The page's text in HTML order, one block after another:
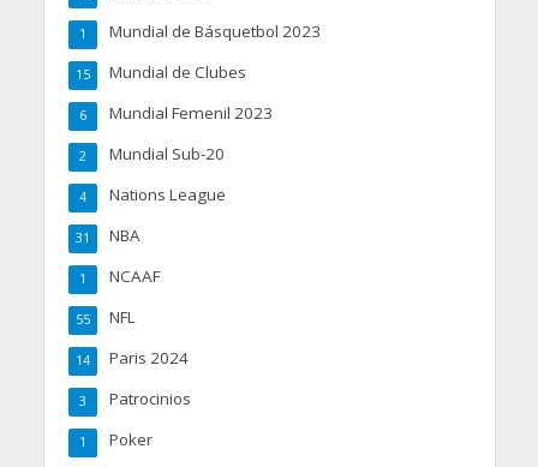
Mundial de Básquetbol 2023
1
Mundial de Clubes
15
Mundial Femenil 2023
6
Mundial Sub-20
2
Nations League
4
NBA
31
NCAAF
1
NFL
55
Paris 2024
14
Patrocinios
3
Poker
1